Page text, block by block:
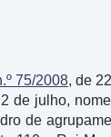
75/2008, de
de julho,
de